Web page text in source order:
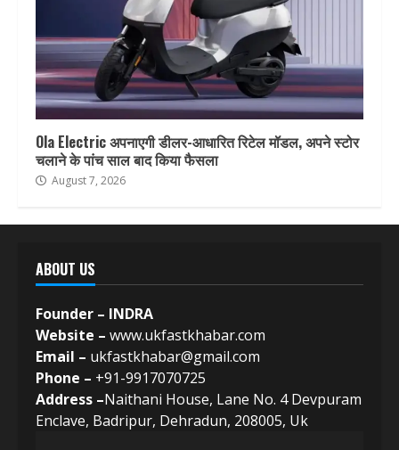
Ola Electric अपनाएगी डीलर-आधारित रिटेल मॉडल, अपने स्टोर
चलाने के पांच साल बाद किया फैसला
August 7, 2026
ABOUT US
Founder – INDRA
Website – www.ukfastkhabar.com
Email – ukfastkhabar@gmail.com
Phone – +91-9917070725
Address –Naithani House, Lane No. 4 Devpuram
Enclave, Badripur, Dehradun, 208005, Uk